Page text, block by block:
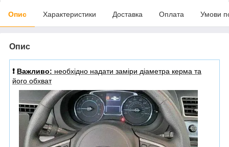
Опис Характеристики Доставка Оплата Умови
Опис
❗️ Важливо: необхідно надати заміри діаметра керма та
його обхват